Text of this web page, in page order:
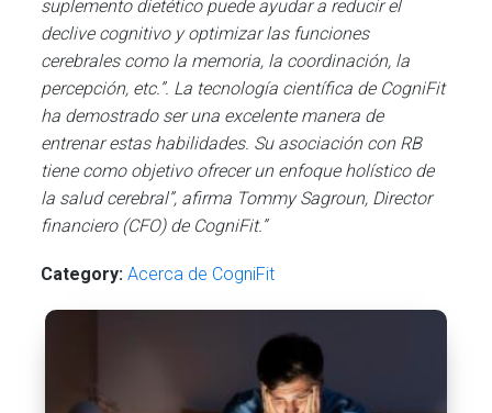
suplemento dietético puede ayudar a reducir el
declive cognitivo y optimizar las funciones
cerebrales como la memoria, la coordinación, la
percepción, etc.”. La tecnología científica de CogniFit
ha demostrado ser una excelente manera de
entrenar estas habilidades. Su asociación con RB
tiene como objetivo ofrecer un enfoque holístico de
la salud cerebral”, afirma Tommy Sagroun, Director
financiero (CFO) de CogniFit.”
Category: Acerca de CogniFit